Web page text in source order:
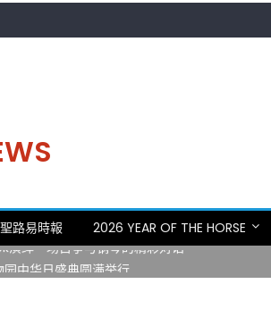
聖路易時報 2026 YEAR OF THE HORSE
密苏里植物园“中华日三十周年特别报道（五）
绎一场古筝与钢琴的精彩对话
中华日盛典圆满举行